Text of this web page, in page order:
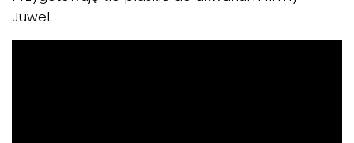
Juwel.